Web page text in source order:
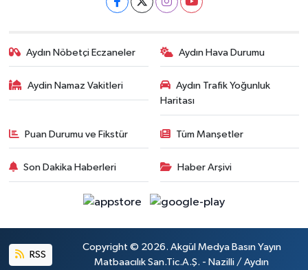
Aydın Nöbetçi Eczaneler Aydın Hava Durumu
Aydin Namaz Vakitleri
Aydın Trafik Yoğunluk
Haritası
Puan Durumu ve Fikstür Tüm Manşetler
Son Dakika Haberleri Haber Arşivi
RSS
Copyright © 2026. Akgül Medya Basın Yayın
Matbaacılık San.Tic.A.Ş. - Nazilli / Aydın